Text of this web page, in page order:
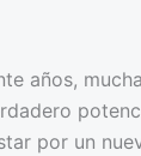
años,
por un